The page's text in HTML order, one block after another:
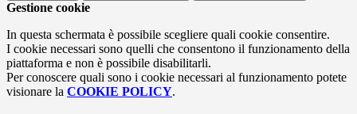
Gestione cookie
In questa schermata è possibile scegliere quali cookie consentire.
I cookie necessari sono quelli che consentono il funzionamento della
piattaforma e non è possibile disabilitarli.
Per conoscere quali sono i cookie necessari al funzionamento potete
visionare la COOKIE POLICY.